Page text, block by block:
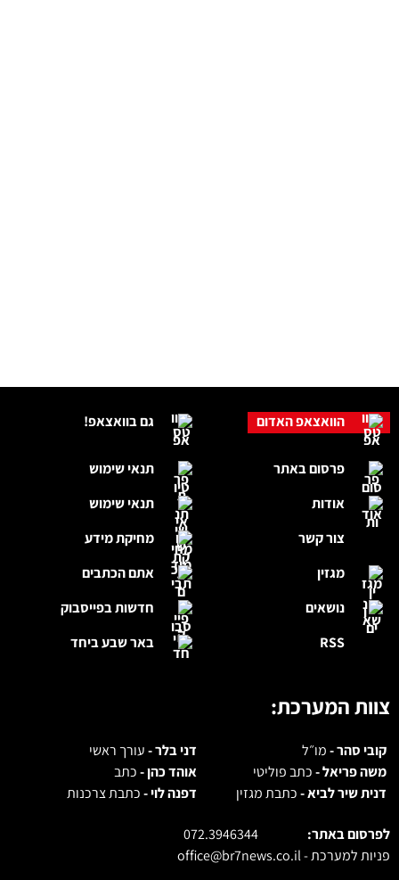
גם בוואצאפ!
תנאי שימוש
תנאי שימוש
מחיקת מידע
אתם הכתבים
חדשות בפייסבוק
באר שבע ביחד
הוואצאפ האדום
פרסום באתר
אודות
צור קשר
מגזין
נושאים
RSS
צוות המערכת:
קובי סהר -מו״ל דני בלר -עורך ראשי
משה פריאל -כתב פוליטי אוהד כהן -כתב
דנית שיר לביא -כתבת מגזין דפנה לוי -כתבת צרכנות
לפרסום באתר:
072.3946344
פניות למערכת -office@br7news.co.il